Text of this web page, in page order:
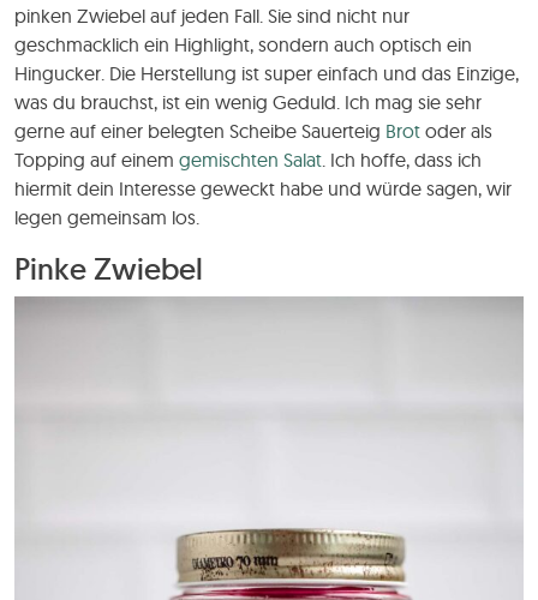
pinken Zwiebel auf jeden Fall. Sie sind nicht nur
geschmacklich ein Highlight, sondern auch optisch ein
Hingucker. Die Herstellung ist super einfach und das Einzige,
was du brauchst, ist ein wenig Geduld. Ich mag sie sehr
gerne auf einer belegten Scheibe Sauerteig Brot oder als
Topping auf einem gemischten Salat . Ich hoffe, dass ich
hiermit dein Interesse geweckt habe und würde sagen, wir
legen gemeinsam los.
Pinke Zwiebel